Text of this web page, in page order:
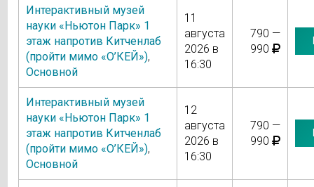
Интерактивный музей
науки «Ньютон Парк» 1
этаж напротив Китченлаб
(пройти мимо «О’КЕЙ»),
Основной
11
августа
2026 в
16:30
790 —
990
Интерактивный музей
науки «Ньютон Парк» 1
этаж напротив Китченлаб
(пройти мимо «О’КЕЙ»),
Основной
12
августа
2026 в
16:30
790 —
990